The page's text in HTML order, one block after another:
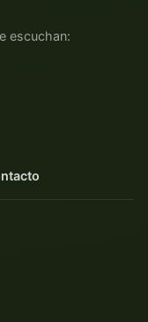
escuchan: